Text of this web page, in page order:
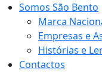
Somos São Bento
Marca
Empresas e
Histórias e
Contactos